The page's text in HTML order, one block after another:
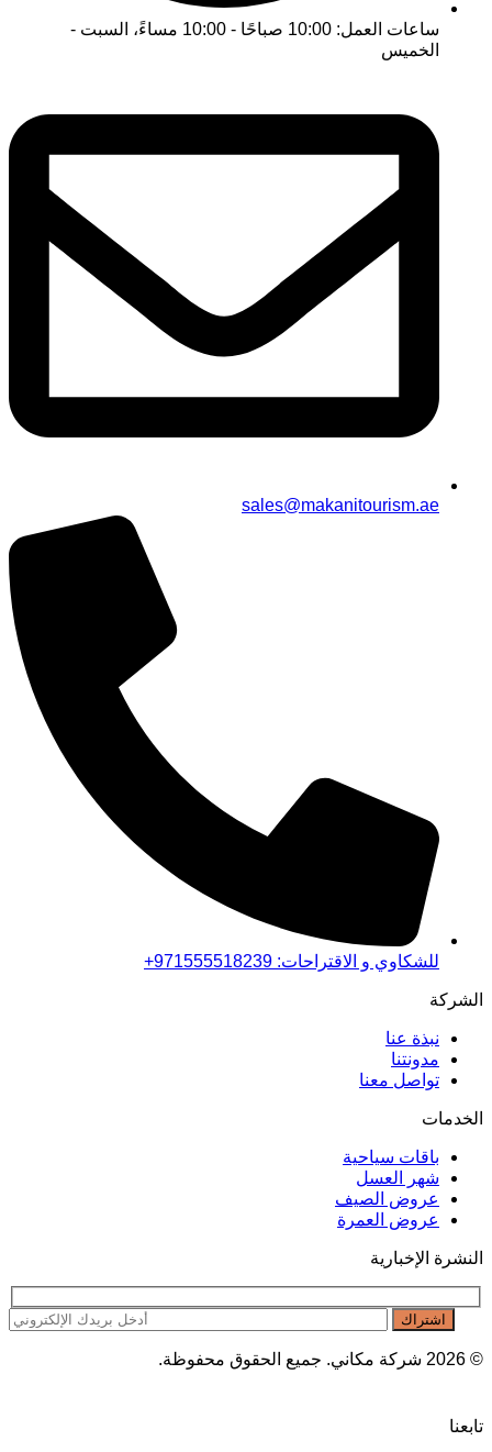
ساعات العمل: 10:00 صباحًا - 10:00 مساءً، السبت -
الخميس
sales@makanitourism.ae
للشكاوي و الاقتراحات: 971555518239+
الشركة
نبذة عنا
مدونتنا
تواصل معنا
الخدمات
باقات سياحية
شهر العسل
عروض الصيف
عروض العمرة
النشرة الإخبارية
© 2026 شركة مكاني. جميع الحقوق محفوظة.
تابعنا